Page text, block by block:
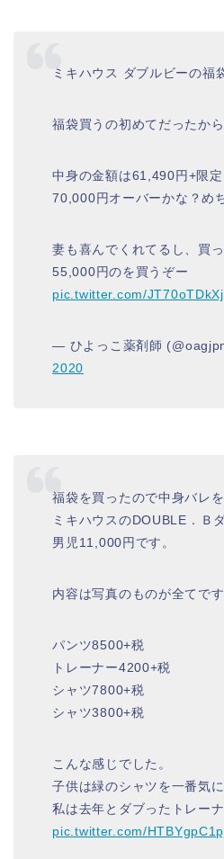
ミキハウス ダブルビーの福
福袋買うの初めてだったか
中身の金額は61,490円+限
70,000円オーバーかな？め
妻も喜んでくれてるし、買
55,000円のを買うぞー
pic.twitter.com/JT70oTDkXj
— ひよっこ薬剤師
2020
福袋を買ったので中身バレを
ミキハウスのDOUBLE．Ｂ
男児11,000円です。
内容は写真のものが全てです
パンツ8500+税
トレーナー4200+税
シャツ7800+税
シャツ3800+税
こんな感じでした。
子供は緑のシャツを一番気に
私は去年とダブったトレー
pic.twitter.com/